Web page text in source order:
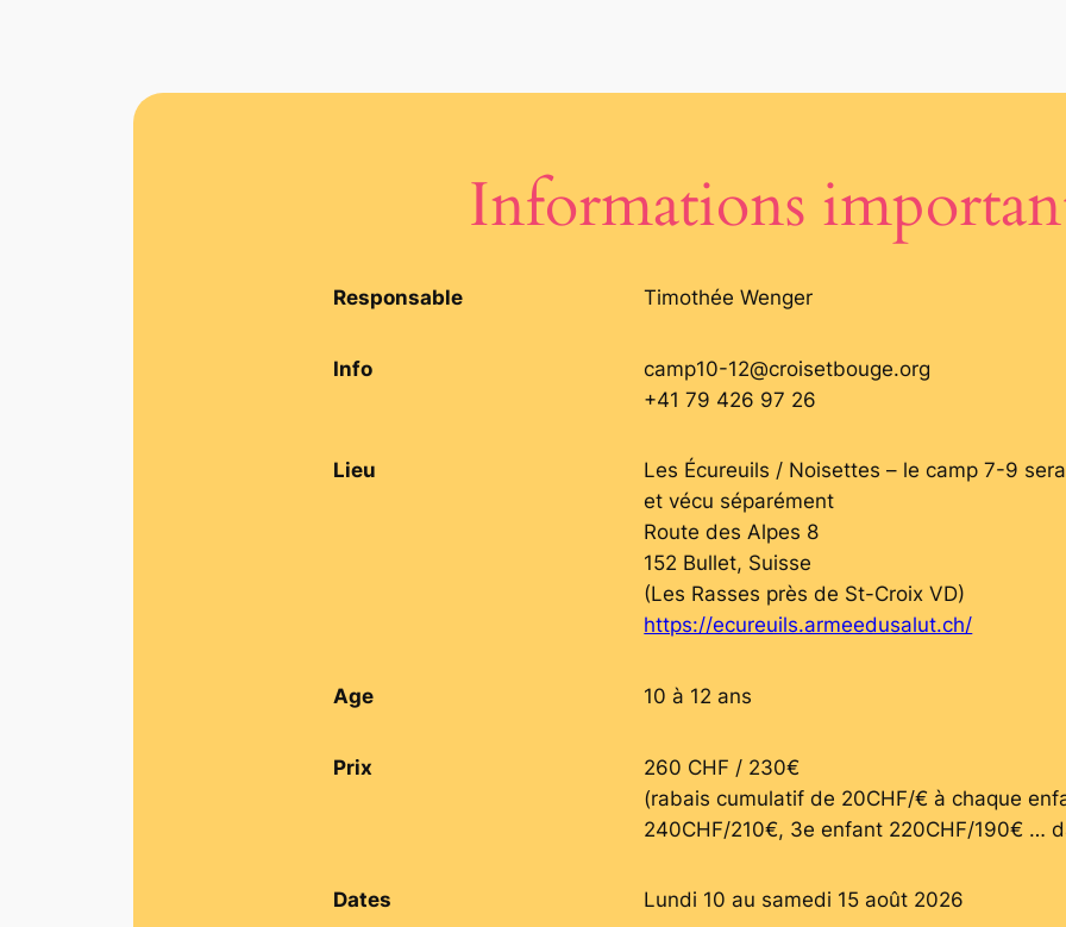
Informations
Responsable Timothée Wenger
Info camp10-12@croisetbouge.org
+41 79 426 97 26
Lieu Les Écureuils / Noisettes – le camp 7-9
et vécu séparément
Route des Alpes 8
152 Bullet, Suisse
(Les Rasses près de St-Croix VD)
https://ecureuils.armeedusalut.ch/
Age 10 à 12 ans
Prix
260 CHF / 230€
(rabais cumulatif de 20CHF/€ à chaque
240CHF/210€, 3e enfant 220CHF/190€ …
Dates Lundi 10 au samedi 15 août 2026